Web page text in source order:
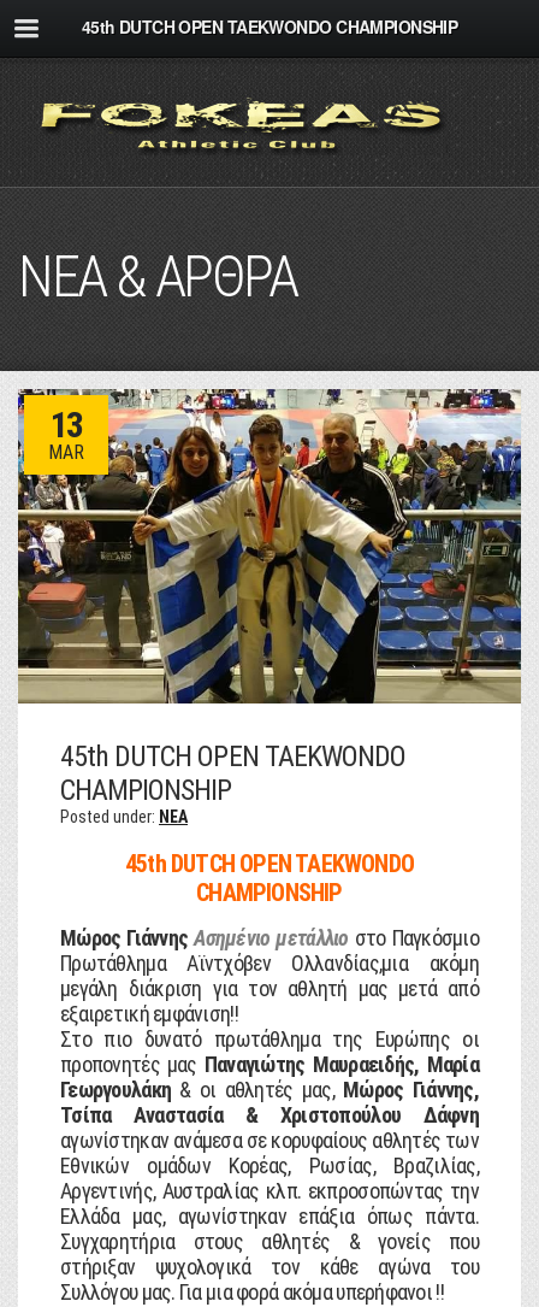
45th DUTCH OPEN TAEKWONDO CHAMPIONSHIP
ΝΕΑ & ΑΡΘΡΑ
13
MAR
45th DUTCH OPEN TAEKWONDO
CHAMPIONSHIP
Posted under: NEA
45th DUTCH OPEN TAEKWONDO
CHAMPIONSHIP
Μώρος Γιάννης Ασημένιο μετάλλιο στο Παγκόσμιο
Πρωτάθλημα Αϊντχόβεν Ολλανδίας,μια ακόμη
μεγάλη διάκριση για τον αθλητή μας μετά από
εξαιρετική εμφάνιση!!
Στο πιο δυνατό πρωτάθλημα της Ευρώπης οι
προπονητές μας Παναγιώτης Μαυραειδής, Μαρία
Γεωργουλάκη & οι αθλητές μας, Μώρος Γιάννης,
Τσίπα Αναστασία & Χριστοπούλου Δάφνη
αγωνίστηκαν ανάμεσα σε κορυφαίους αθλητές των
Εθνικών ομάδων Κορέας, Ρωσίας, Βραζιλίας,
Αργεντινής, Αυστραλίας κλπ. εκπροσοπώντας την
Ελλάδα μας, αγωνίστηκαν επάξια όπως πάντα.
Συγχαρητήρια στους αθλητές & γονείς που
στήριξαν ψυχολογικά τον κάθε αγώνα του
Συλλόγου μας. Για μια φορά ακόμα υπερήφανοι !!